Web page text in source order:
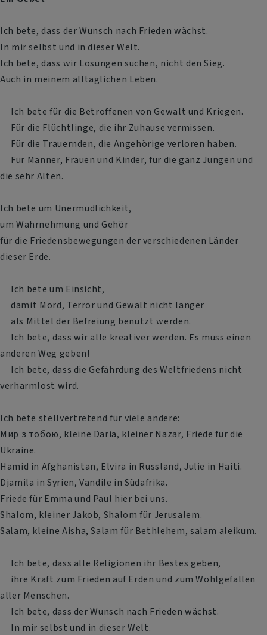
Ich bete, dass der Wunsch nach Frieden wächst.
In mir selbst und in dieser Welt.
Ich bete, dass wir Lösungen suchen, nicht den Sieg.
Auch in meinem alltäglichen Leben.
Ich bete für die Betroffenen von Gewalt und Kriegen.
Für die Flüchtlinge, die ihr Zuhause vermissen.
Für die Trauernden, die Angehörige verloren haben.
Für Männer, Frauen und Kinder, für die ganz Jungen und
die sehr Alten.
Ich bete um Unermüdlichkeit,
um Wahrnehmung und Gehör
für die Friedensbewegungen der verschiedenen Länder
dieser Erde.
Ich bete um Einsicht,
damit Mord, Terror und Gewalt nicht länger
als Mittel der Befreiung benutzt werden.
Ich bete, dass wir alle kreativer werden. Es muss einen
anderen Weg geben!
Ich bete, dass die Gefährdung des Weltfriedens nicht
verharmlost wird.
Ich bete stellvertretend für viele andere:
Мир з тобою, kleine Daria, kleiner Nazar, Friede für die
Ukraine.
Hamid in Afghanistan, Elvira in Russland, Julie in Haiti.
Djamila in Syrien, Vandile in Südafrika.
Friede für Emma und Paul hier bei uns.
Shalom, kleiner Jakob, Shalom für Jerusalem.
Salam, kleine Aisha, Salam für Bethlehem, salam aleikum.
Ich bete, dass alle Religionen ihr Bestes geben,
ihre Kraft zum Frieden auf Erden und zum Wohlgefallen
aller Menschen.
Ich bete, dass der Wunsch nach Frieden wächst.
In mir selbst und in dieser Welt.